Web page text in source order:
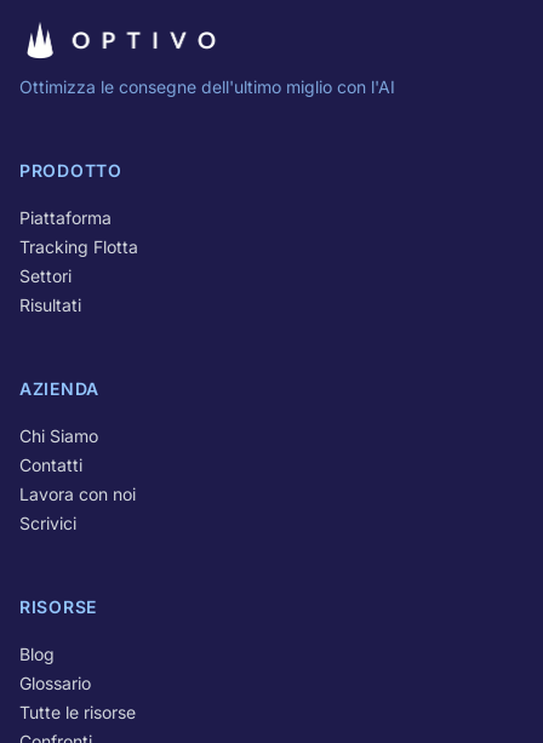
Ottimizza le consegne dell'ultimo miglio con l'AI
PRODOTTO
Piattaforma
Tracking Flotta
Settori
Risultati
AZIENDA
Chi Siamo
Contatti
Lavora con noi
Scrivici
RISORSE
Blog
Glossario
Tutte le risorse